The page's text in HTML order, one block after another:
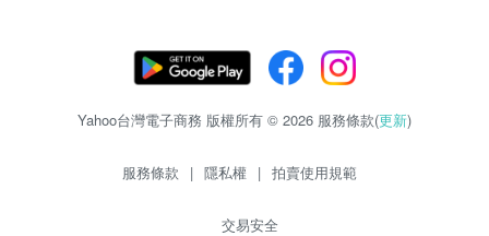
Yahoo台灣電子商務 版權所有 © 2026 服務條款(更新)
服務條款 | 隱私權 | 拍賣使用規範
交易安全